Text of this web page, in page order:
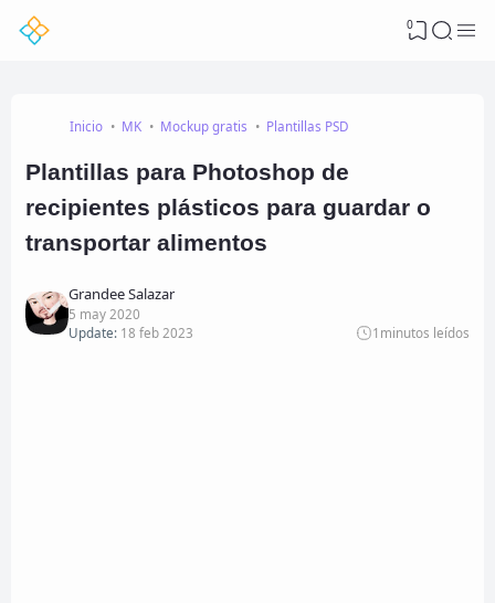
0
Inicio MK Mockup gratis Plantillas PSD
Plantillas para Photoshop de
recipientes plásticos para guardar o
transportar alimentos
Grandee Salazar
5 may 2020
Update: 18 feb 2023 1 minutos leídos